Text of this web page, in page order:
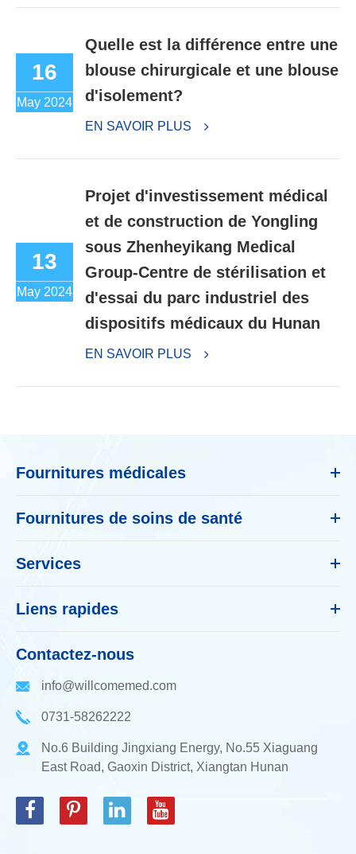
16
May 2024
Quelle est la différence entre une
blouse chirurgicale et une blouse
d'isolement?
EN SAVOIR PLUS
13
May 2024
Projet d'investissement médical
et de construction de Yongling
sous Zhenheyikang Medical
Group-Centre de stérilisation et
d'essai du parc industriel des
dispositifs médicaux du Hunan
EN SAVOIR PLUS
Fournitures médicales
Fournitures de soins de santé
Services
Liens rapides
Contactez-nous
info@willcomemed.com
0731-58262222
No.6 Building Jingxiang Energy, No.55 Xiaguang
East Road, Gaoxin District, Xiangtan Hunan